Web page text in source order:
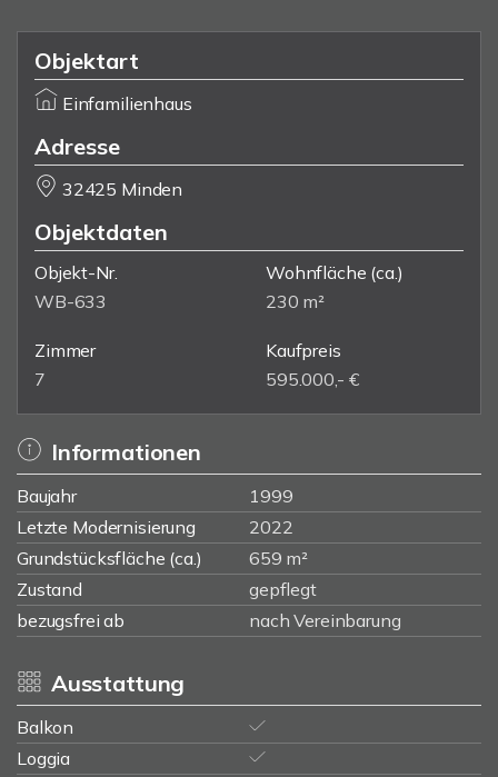
Objektart
Einfamilienhaus
Adresse
32425 Minden
Objektdaten
Objekt-Nr.
WB-633
Wohnfläche (ca.)
230 m²
Zimmer
7
Kaufpreis
595.000,- €
Informationen
Baujahr
1999
Letzte Modernisierung
2022
Grundstücksfläche (ca.)
659 m²
Zustand
gepflegt
bezugsfrei ab
nach Vereinbarung
Ausstattung
Balkon
Loggia